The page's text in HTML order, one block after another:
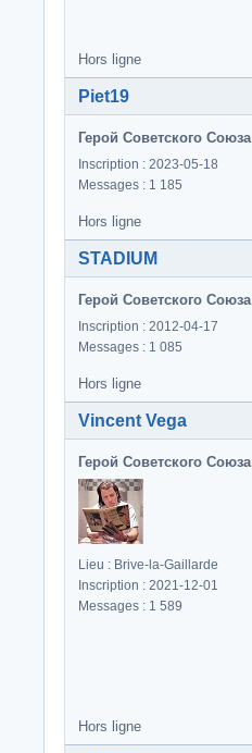
Hors ligne
Piet19
Герой Советского Союза
Inscription : 2023-05-18
Messages : 1 185
Hors ligne
STADIUM
Герой Советского Союза
Inscription : 2012-04-17
Messages : 1 085
Hors ligne
Vincent Vega
Герой Советского Союза
Lieu : Brive-la-Gaillarde
Inscription : 2021-12-01
Messages : 1 589
Hors ligne